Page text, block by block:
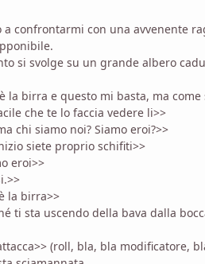
a confrontarmi con una avvenente
si svolge su un grande albero
la birra e questo mi basta, ma come
che te lo faccia vedere li>>
chi siamo noi? Siamo eroi?>>
siete proprio schifiti>>
eroi>>
la birra>>
ti sta uscendo della bava dalla
(roll, bla, bla modificatore,